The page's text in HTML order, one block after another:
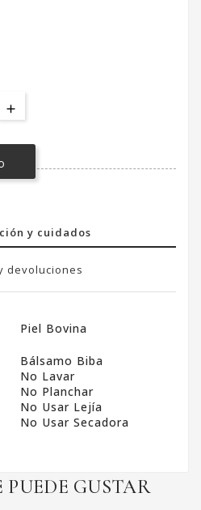
y cuidados
devoluciones
Piel Bovina
Bálsamo Biba
No Lavar
No Planchar
No Usar Lejía
No Usar Secadora
GUSTAR